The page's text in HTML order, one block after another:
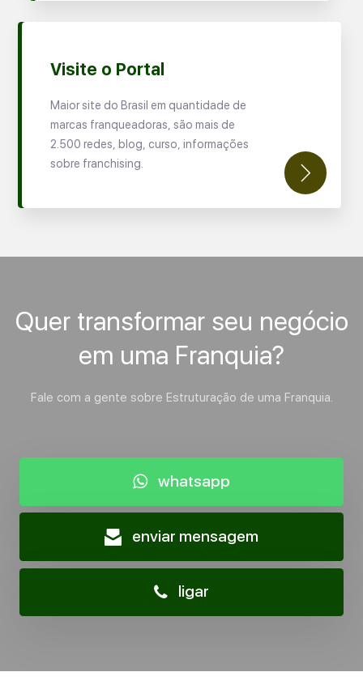
Visite o Portal
Maior site do Brasil em quantidade de
marcas franqueadoras, são mais de
2.500 redes, blog, curso, informações
sobre franchising.
Quer transformar seu negócio
em uma Franquia?
Fale com a gente sobre Estruturação de uma Franquia.
whatsapp
enviar mensagem
ligar